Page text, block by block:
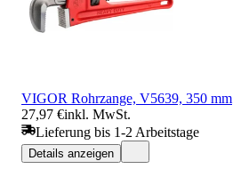
VIGOR Rohrzange, V5639, 350 mm
27,97 €inkl. MwSt.
Lieferung bis 1-2 Arbeitstage
Details anzeigen